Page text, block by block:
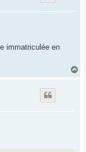
immatriculée en
a